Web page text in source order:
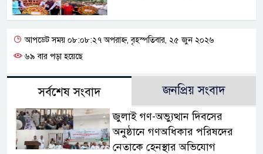
আপডেট সময় ০৮:০৮:২৭ অপরাহ্ন, বৃহস্পতিবার, ২৫ জুন ২০২৬
৬৯ বার পড়া হয়েছে
সর্বশেষ সংবাদ জনপ্রিয় সংবাদ
জুলাই গণ-অভ্যুত্থান দিবসের
অনুষ্ঠানে গণঅধিকার পরিষদের
নেতাকে হেনস্থার অভিযোগ